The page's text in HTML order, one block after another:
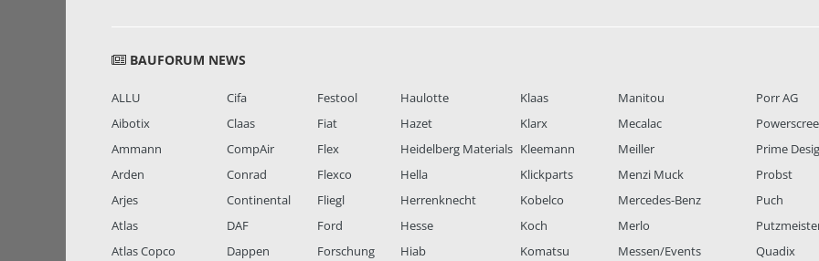
BAUFORUM NEWS
ALLU
Aibotix
Ammann
Arden
Arjes
Atlas
Atlas Copco
Cifa
Claas
CompAir
Conrad
Continental
DAF
Dappen
Festool
Fiat
Flex
Flexco
Fliegl
Ford
Forschung
Haulotte
Hazet
Heidelberg Materials
Hella
Herrenknecht
Hesse
Hiab
Klaas
Klarx
Kleemann
Klickparts
Kobelco
Koch
Komatsu
Manitou
Mecalac
Meiller
Menzi Muck
Mercedes-Benz
Merlo
Messen/Events
Porr AG
Prime
Probst
Puch
Quadix